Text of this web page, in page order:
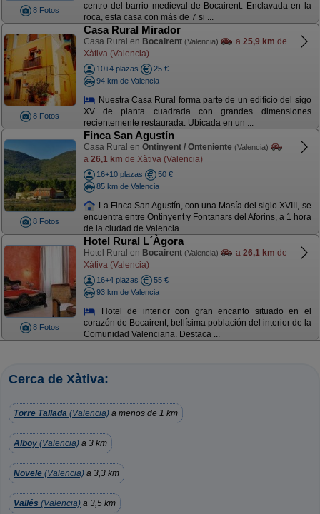
8 Fotos
centro del barrio medieval de Bocairent. Enclavada en la
roca, esta casa con más de 7 si ...
8 Fotos
Casa Rural Mirador
Casa Rural en Bocairent (Valencia) a 25,9 km de
Xàtiva (Valencia)
10+4 plazas
25 €
94 km de Valencia
Nuestra Casa Rural forma parte de un edificio del sigo
XV de planta cuadrada con grandes dimensiones
recientemente restaurada. Ubicada en un ...
8 Fotos
Finca San Agustín
Casa Rural en Ontinyent / Onteniente (Valencia)
a 26,1 km de Xàtiva (Valencia)
16+10 plazas
50 €
85 km de Valencia
La Finca San Agustín, con una Masía del siglo XVIII, se
encuentra entre Ontinyent y Fontanars del Aforins, a 1 hora
de la ciudad de Valencia ...
8 Fotos
Hotel Rural L´Àgora
Hotel Rural en Bocairent (Valencia) a 26,1 km de
Xàtiva (Valencia)
16+4 plazas
55 €
93 km de Valencia
Hotel de interior con gran encanto situado en el
corazón de Bocairent, bellísima población del interior de la
Comunidad Valenciana. Destaca ...
Cerca de Xàtiva:
Torre Tallada (Valencia) a menos de 1 km
Alboy (Valencia) a 3 km
Novele (Valencia) a 3,3 km
Vallés (Valencia) a 3,5 km